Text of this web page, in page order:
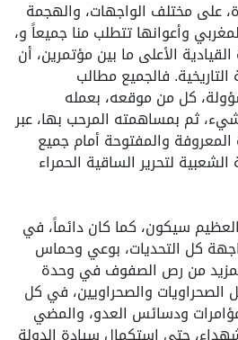
على مختلف الواجهات، والهجمة
وأعوانها تتطلب منا جميعاً و،
الأعلى ما بين مؤتمرين، أن
فالجميع مطالب
كل من موقعه، بعمله
ثم بمساهمته المرحب بها، عبر
المعروفة والمفتوحة أمام جميع
لتحرير الساقية الحمراء
سيكون، كما كان دائماً، في
كل التحديات، بوعي وحماس
من رص الصفوف في وحدة
والصحراويين، في كل
ودسائس العدو، والمضي